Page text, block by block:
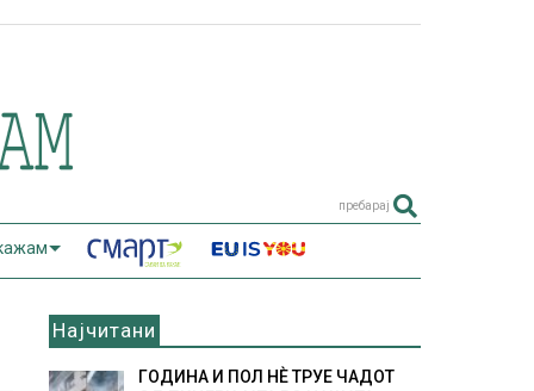
пребарај
Најчитани
ГОДИНА И ПОЛ НÈ ТРУЕ ЧАДОТ